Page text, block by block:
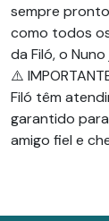
sempre
como todos
da Filó, o
⚠️
Filó têm
garantido
amigo fiel e